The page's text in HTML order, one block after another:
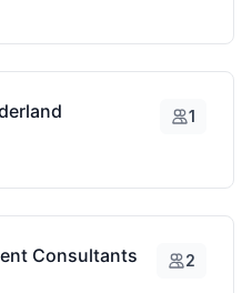
1
Consultants
2